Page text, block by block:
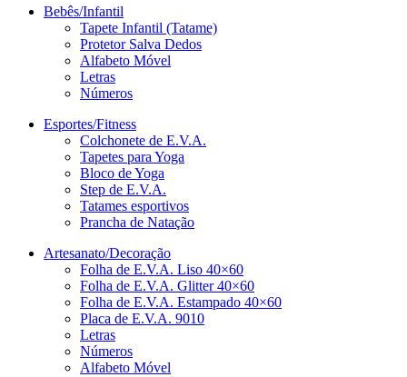
Bebês/Infantil
Tapete Infantil (Tatame)
Protetor Salva Dedos
Alfabeto Móvel
Letras
Números
Esportes/Fitness
Colchonete de E.V.A.
Tapetes para Yoga
Bloco de Yoga
Step de E.V.A.
Tatames esportivos
Prancha de Natação
Artesanato/Decoração
Folha de E.V.A. Liso 40×60
Folha de E.V.A. Glitter 40×60
Folha de E.V.A. Estampado 40×60
Placa de E.V.A. 9010
Letras
Números
Alfabeto Móvel